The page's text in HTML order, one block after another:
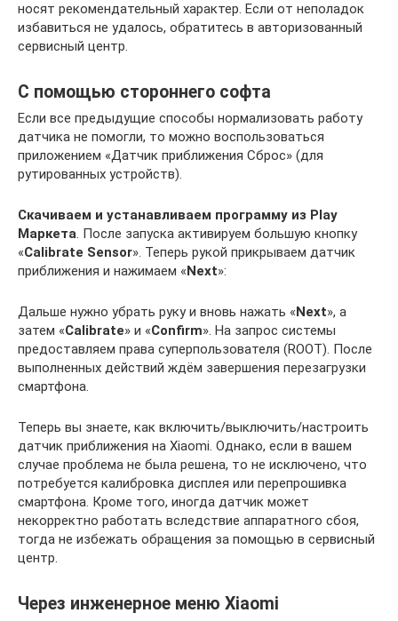
носят рекомендательный характер. Если от неполадок
избавиться не удалось, обратитесь в авторизованный
сервисный центр.
С помощью стороннего софта
Если все предыдущие способы нормализовать работу
датчика не помогли, то можно воспользоваться
приложением «Датчик приближения Сброс» (для
рутированных устройств).
Скачиваем и устанавливаем программу из Play
Маркета. После запуска активируем большую кнопку
«Calibrate Sensor». Теперь рукой прикрываем датчик
приближения и нажимаем «Next»:
Дальше нужно убрать руку и вновь нажать «Next», а
затем «Calibrate» и «Confirm». На запрос системы
предоставляем права суперпользователя (ROOT). После
выполненных действий ждём завершения перезагрузки
смартфона.
Теперь вы знаете, как включить/выключить/настроить
датчик приближения на Xiaomi. Однако, если в вашем
случае проблема не была решена, то не исключено, что
потребуется калибровка дисплея или перепрошивка
смартфона. Кроме того, иногда датчик может
некорректно работать вследствие аппаратного сбоя,
тогда не избежать обращения за помощью в сервисный
центр.
Через инженерное меню Xiaomi